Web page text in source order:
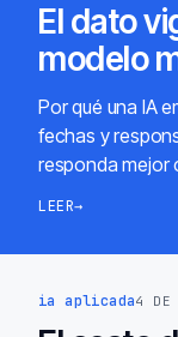
El dato
modelo
Por qué una IA
fechas y
responda mejor
LEER→
ia aplicada4 DE